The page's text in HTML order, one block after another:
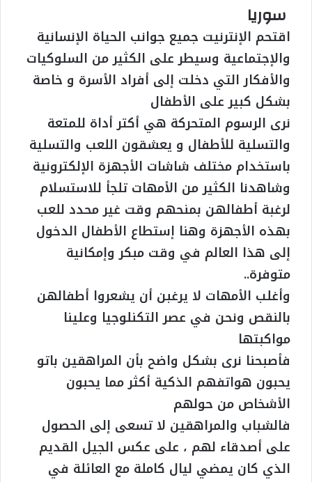
سوريا
اقتحم الإنترنيت جميع جوانب الحياة الإنسانية
والإجتماعية وسيطر على الكثير من السلوكيات
والأفكار التي دخلت إلى أفراد الأسرة و خاصة
بشكل كبير على الأطفال
نرى الرسوم المتحركة هي أكتر أداة للمتعة
والتسلية للأطفال و يعشقون اللعب والتسلية
باستخدام مختلف شاشات الأجهزة الإلكترونية
وشاهدنا الكثير من الأمهات تلجأ للاستسلام
لرغبة أطفالهن بمنحهم وقت غير محدد للعب
بهذه الأجهزة وهنا إستطاع الأطفال الدخول
إلى هذا العالم في وقت مبكر وإمكانية
متوفرة..
وأغلب الأمهات لا يرغبن أن يشعروا أطفالهن
بالنقص ونحن في عصر التكنلوجيا وعلينا
مواكبتها
فأصبحنا نرى بشكل واضح بأن المراهقين باتو
يحبون هواتفهم الذكية أكثر مما يحبون
الأشخاص من حولهم
فالشباب والمراهقين لا تسعى إلى الحصول
على أصدقاء لهم ، على عكس الجيل القديم
الذي كان يمضي ليال كاملة مع العائلة في